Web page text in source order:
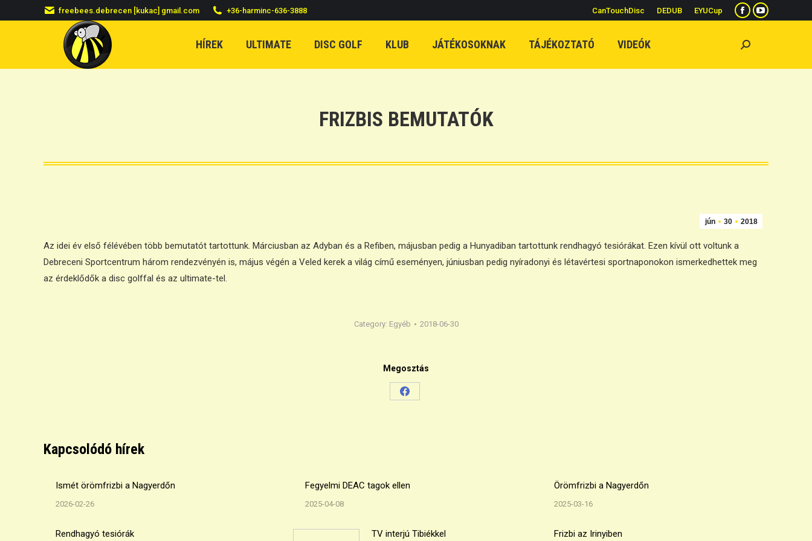
freebees.debrecen [kukac] gmail.com +36-harminc-636-3888 CanTouchDisc DEDUB EYUCup
Facebook
opens
YouTube
HÍREK ULTIMATE DISC GOLF KLUB JÁTÉKOSOKNAK TÁJÉKOZTATÓ VIDEÓK Search:
FRIZBIS BEMUTATÓK
jún 30 2018
Az idei év első félévében több bemutatót tartottunk. Márciusban az Adyban és a Refiben, májusban pedig a Hunyadiban tartottunk rendhagyó tesiórákat. Ezen kívül ott voltunk a
Debreceni Sportcentrum három rendezvényén is, május végén a Veled kerek a világ című eseményen, júniusban pedig nyíradonyi és létavértesi sportnaponokon ismerkedhettek meg
az érdeklődők a disc golffal és az ultimate-tel.
Category: Egyéb 2018-06-30
Megosztás
Share
Kapcsolódó hírek
Ismét örömfrizbi a Nagyerdőn
2026-02-26
Fegyelmi DEAC tagok ellen
2025-04-08
Örömfrizbi a Nagyerdőn
2025-03-16
Rendhagyó tesiórák TV interjú Tibiékkel Frizbi az Irinyiben